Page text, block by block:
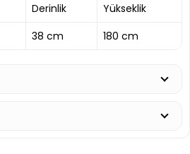
Derinlik
Yükseklik
38 cm 180 cm